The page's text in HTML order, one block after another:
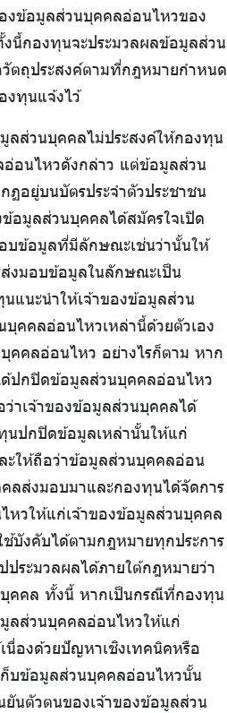
งข้อมูลส่วนบุคคลอ่อนไหวของ
นี้กองทุนจะประมวลผลข้อมูลส่วน
ตถุประสงค์ตามที่กฎหมายกำหนด
งทุนแจ้งไว้
ลส่วนบุคคลไม่ประสงค์ให้กองทุน
อนไหวดังกล่าว แต่ข้อมูลส่วน
อยู่บนบัตรประจำตัวประชาชน
อมูลส่วนบุคคลได้สมัครใจเปิด
บข้อมูลที่มีลักษณะเช่นว่านั้นให้
งมอบข้อมูลในลักษณะเป็น
แนะนำให้เจ้าของข้อมูลส่วน
คคลอ่อนไหวเหล่านี้ด้วยตัวเอง
คคลอ่อนไหว อย่างไรก็ตาม หาก
ปกปิดข้อมูลส่วนบุคคลอ่อนไหว
าเจ้าของข้อมูลส่วนบุคคลได้
ปกปิดข้อมูลเหล่านั้นให้แก่
ะให้ถือว่าข้อมูลส่วนบุคคลอ่อน
ลส่งมอบมาและกองทุนได้จัดการ
วให้แก่เจ้าของข้อมูลส่วนบุคคล
บังคับได้ตามกฎหมายทุกประการ
ระมวลผลได้ภายใต้กฎหมายว่า
คคล ทั้งนี้ หากเป็นกรณีที่กองทุน
ลส่วนบุคคลอ่อนไหวให้แก่
นื่องด้วยปัญหาเชิงเทคนิคหรือ
บข้อมูลส่วนบุคคลอ่อนไหวนั้น
ยันตัวตนของเจ้าของข้อมูลส่วน